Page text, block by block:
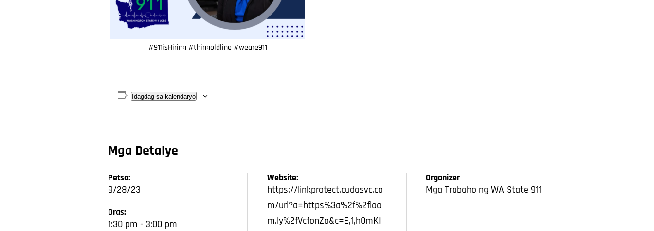
#911isHiring #thingoldline #weare911
Idagdag sa kalendaryo
Mga Detalye
Petsa:
9/28/23
Oras:
1:30 pm - 3:00 pm
Website:
https://linkprotect.cudasvc.co
m/url?a=https%3a%2f%2floo
m.ly%2fVcfonZo&c=E,1,h0mKI
Organizer
Mga Trabaho ng WA State 911